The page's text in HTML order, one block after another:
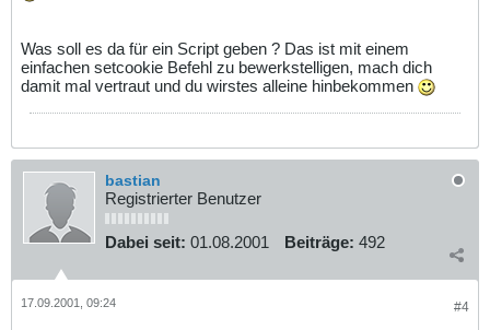
Was soll es da für ein Script geben ? Das ist mit einem
einfachen setcookie Befehl zu bewerkstelligen, mach dich
damit mal vertraut und du wirstes alleine hinbekommen
bastian
Registrierter Benutzer
Dabei seit: 01.08.2001 Beiträge: 492
#4
17.09.2001, 09:24